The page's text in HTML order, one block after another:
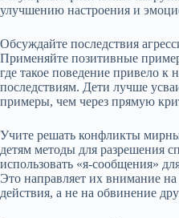
улучшению настроения и
Обсуждайте последствия
Применяйте позитивные
где такое поведение привело к
последствиям. Дети лучше
примеры, чем через прямую
Учите решать конфликты
детям методы для разрешения
использовать «я-сообщения»
Это направляет их внимание
действия, а не на обвинение